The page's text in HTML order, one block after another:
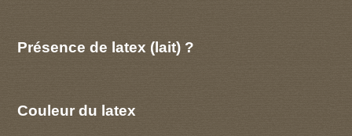
Présence de latex (lait) ?
Couleur du latex